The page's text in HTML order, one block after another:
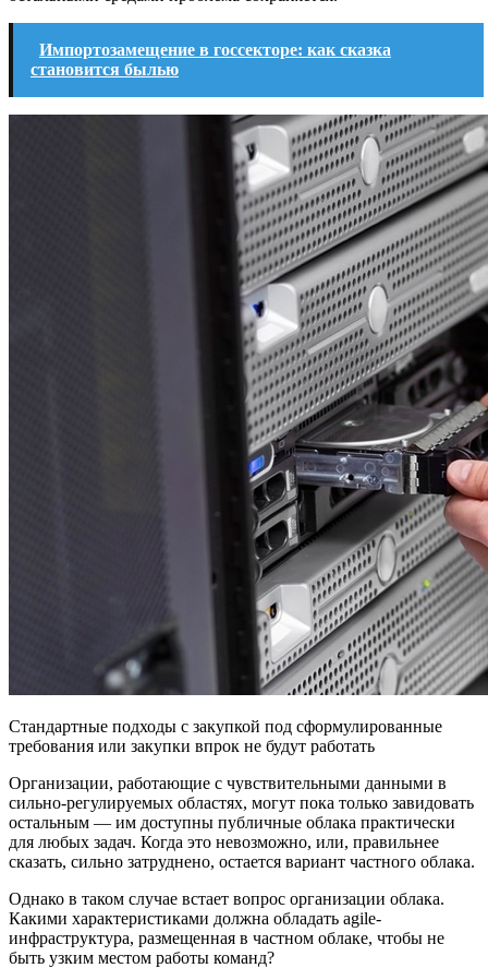
Импортозамещение в госсекторе: как сказка
становится былью
Cтандартные подходы с закупкой под сформулированные
требования или закупки впрок не будут работать
Организации, работающие с чувствительными данными в
сильно-регулируемых областях, могут пока только завидовать
остальным — им доступны публичные облака практически
для любых задач. Когда это невозможно, или, правильнее
сказать, сильно затруднено, остается вариант частного облака.
Однако в таком случае встает вопрос организации облака.
Какими характеристиками должна обладать agile-
инфраструктура, размещенная в частном облаке, чтобы не
быть узким местом работы команд?